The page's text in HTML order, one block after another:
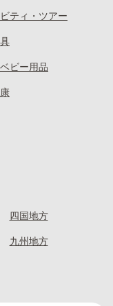
ティ・ツアー
ビー用品
四国地方
九州地方